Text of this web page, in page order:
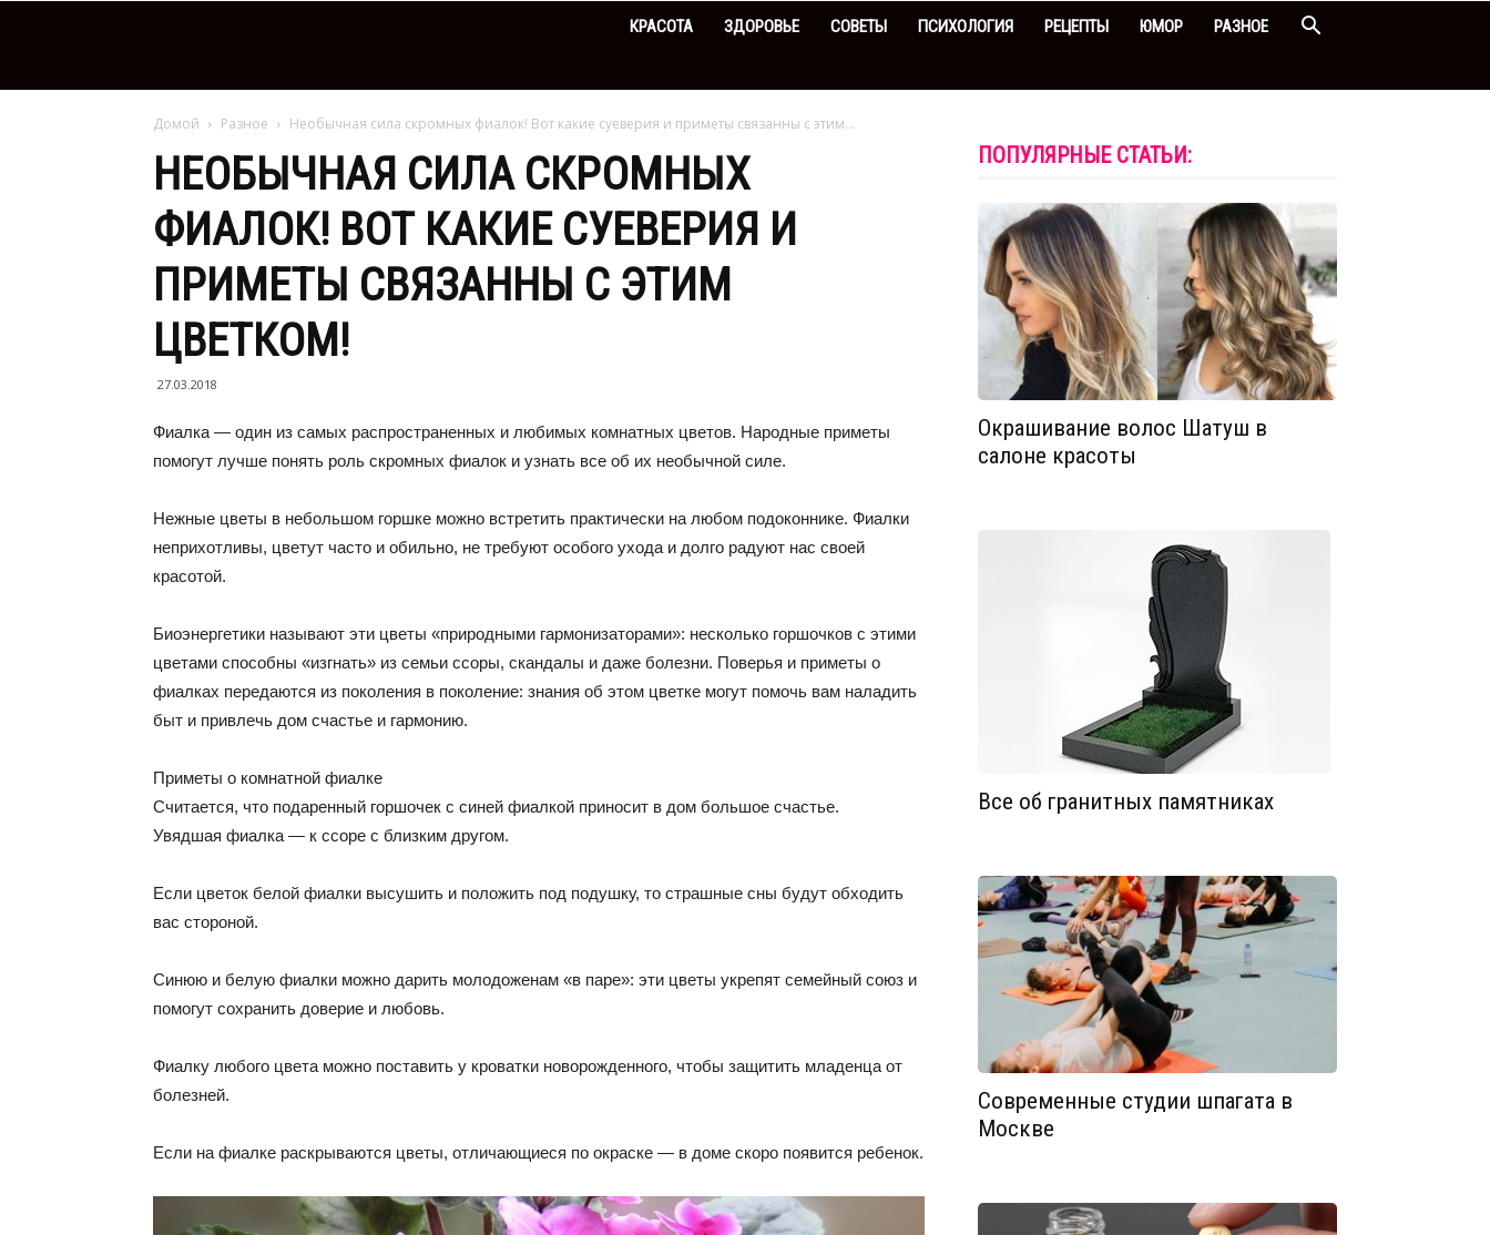
КРАСОТА ЗДОРОВЬЕ СОВЕТЫ ПСИХОЛОГИЯ РЕЦЕПТЫ ЮМОР РАЗНОЕ
Домой Разное Необычная сила скромных фиалок! Вот какие суеверия и приметы связанны с этим...
НЕОБЫЧНАЯ СИЛА СКРОМНЫХ
ФИАЛОК! ВОТ КАКИЕ СУЕВЕРИЯ И
ПРИМЕТЫ СВЯЗАННЫ С ЭТИМ
ЦВЕТКОМ!
27.03.2018
Фиалка — один из самых распространенных и любимых комнатных цветов. Народные приметы
помогут лучше понять роль скромных фиалок и узнать все об их необычной силе.
Нежные цветы в небольшом горшке можно встретить практически на любом подоконнике. Фиалки
неприхотливы, цветут часто и обильно, не требуют особого ухода и долго радуют нас своей
красотой.
Биоэнергетики называют эти цветы «природными гармонизаторами»: несколько горшочков с этими
цветами способны «изгнать» из семьи ссоры, скандалы и даже болезни. Поверья и приметы о
фиалках передаются из поколения в поколение: знания об этом цветке могут помочь вам наладить
быт и привлечь дом счастье и гармонию.
Приметы о комнатной фиалке
Считается, что подаренный горшочек с синей фиалкой приносит в дом большое счастье.
Увядшая фиалка — к ссоре с близким другом.
Если цветок белой фиалки высушить и положить под подушку, то страшные сны будут обходить
вас стороной.
Синюю и белую фиалки можно дарить молодоженам «в паре»: эти цветы укрепят семейный союз и
помогут сохранить доверие и любовь.
Фиалку любого цвета можно поставить у кроватки новорожденного, чтобы защитить младенца от
болезней.
Если на фиалке раскрываются цветы, отличающиеся по окраске — в доме скоро появится ребенок.
ПОПУЛЯРНЫЕ СТАТЬИ:
Окрашивание волос Шатуш в
салоне красоты
Все об гранитных памятниках
Современные студии шпагата в
Москве